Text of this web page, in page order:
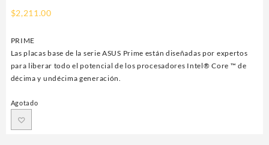
$2,211.00
PRIME
Las placas base de la serie ASUS Prime están diseñadas por expertos
para liberar todo el potencial de los procesadores Intel® Core ™ de
décima y undécima generación.
Agotado